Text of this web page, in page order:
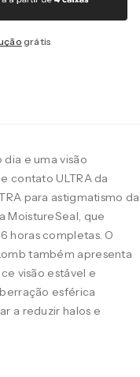
grátis
e uma visão
contato ULTRA da
para astigmatismo da
MoistureSeal, que
horas completas. O
também apresenta
visão estável e
esférica
a reduzir halos e